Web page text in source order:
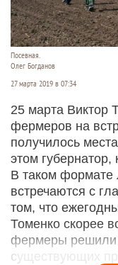
Посевная.
Олег Богданов
27 марта 2019 в 07:34
25 марта Виктор
фермеров на
получилось
этом
В таком формате
встречаются с
том, что
Томенко скорее
фермеры решили
существующих